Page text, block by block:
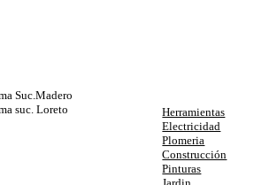
Suc.Madero
suc. Loreto
Herramientas
Electricidad
Plomeria
Construcción
Pinturas